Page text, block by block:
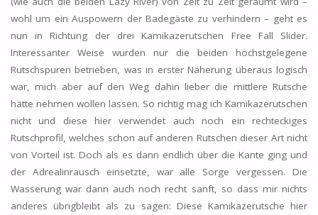
wohl um ein Auspowern der Badegäste zu verhindern – geht es
nun in Richtung der drei Kamikazerutschen Free Fall Slider.
Interessanter Weise wurden nur die beiden höchstgelegene
Rutschspuren betrieben, was in erster Näherung überaus logisch
war, mich aber auf den Weg dahin lieber die mittlere Rutsche
hätte nehmen wollen lassen. So richtig mag ich Kamikazerutschen
nicht und diese hier verwendet auch noch ein rechteckiges
Rutschprofil, welches schon auf anderen Rutschen dieser Art nicht
von Vorteil ist. Doch als es dann endlich über die Kante ging und
der Adrealinrausch einsetzte, war alle Sorge vergessen. Die
Wasserung war dann auch noch recht sanft, so dass mir nichts
anderes übrigbleibt als zu sagen: Diese Kamikazerutsche hier